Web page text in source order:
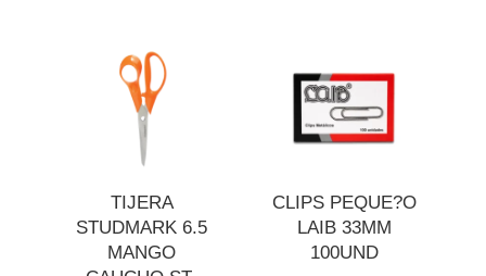
TIJERA
STUDMARK 6.5
MANGO
CLIPS PEQUE?O
LAIB 33MM
100UND